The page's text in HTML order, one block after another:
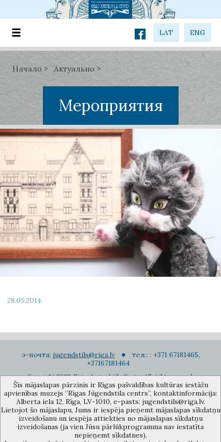
LAT ENG
Начало Актуально
Мероприятия
28.05.2014.
э-почта: jugendstils@riga.lv
тел.: : +371 67181465,
+37167181464
Copyright 2022. Rigas Jugendstila Centrs. All right reserved.
Подписаться на новости
Šīs mājaslapas pārzinis ir Rīgas pašvaldības kultūras iestāžu
apvienības muzejs “Rīgas Jūgendstila centrs”, kontaktinformācija:
Alberta iela 12, Rīga, LV-1010, e-pasts: jugendstils@riga.lv.
Lietojot šo mājaslapu, Jums ir iespēja pieņemt mājaslapas sīkdatņu
izveidošanu un iespēja attiekties no mājaslapas sīkdatņu
izveidošanas (ja vien Jūsu pārlūkprogramma nav iestatīta
nepieņemt sīkdatnes).